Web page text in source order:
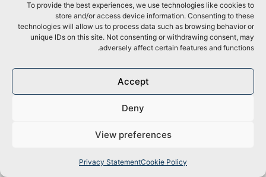
To provide the best experiences, we use technologies like cookies to
store and/or access device information. Consenting to these
technologies will allow us to process data such as browsing behavior or
unique IDs on this site. Not consenting or withdrawing consent, may
adversely affect certain features and functions.
Accept
Deny
View preferences
Cookie Policy
Privacy Statement
עיצוב ובנייה: דפנה דלמדה